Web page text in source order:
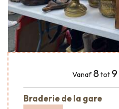
Vanaf 8 tot 9
Braderie de la gare